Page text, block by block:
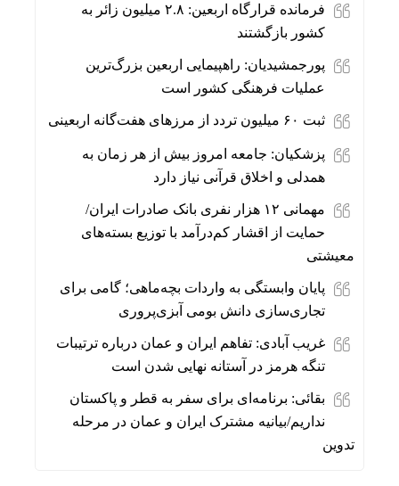
فرمانده قرارگاه اربعین: ۲.۸ میلیون زائر به
کشور بازگشتند
پورجمشیدیان: راهپیمایی اربعین بزرگ‌ترین
عملیات فرهنگی کشور است
ثبت ۶۰ میلیون تردد از مرزهای هفت‌گانه اربعینی
پزشکیان: جامعه امروز بیش از هر زمان به
همدلی و اخلاق قرآنی نیاز دارد
مهمانی ۱۲ هزار نفری بانک صادرات ایران/
حمایت از اقشار کم‌درآمد با توزیع بسته‌های
معیشتی
پایان وابستگی به واردات بچه‌ماهی؛ گامی برای
تجاری‌سازی دانش بومی آبزی‌پروری
غریب آبادی: تفاهم ایران و عمان درباره ترتیبات
تنگه هرمز در آستانه نهایی شدن است
بقائی: برنامه‌ای برای سفر به قطر و پاکستان
نداریم/بیانیه مشترک ایران و عمان در مرحله
تدوین